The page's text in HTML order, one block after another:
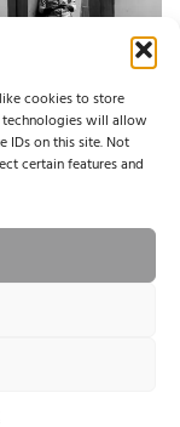
cookies to store
technologies will allow
IDs on this site. Not
certain features and